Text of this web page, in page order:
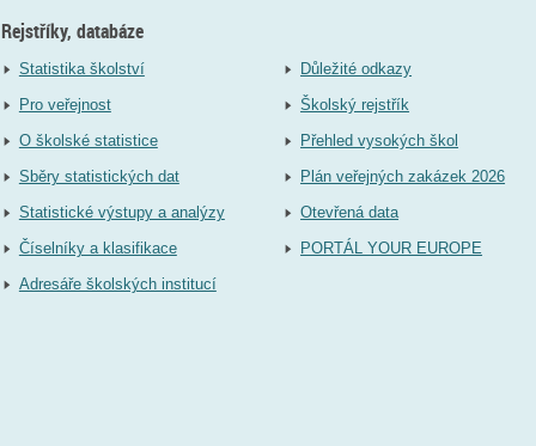
Rejstříky, databáze
Statistika školství
Pro veřejnost
O školské statistice
Sběry statistických dat
Statistické výstupy a analýzy
Číselníky a klasifikace
Adresáře školských institucí
Důležité odkazy
Školský rejstřík
Přehled vysokých škol
Plán veřejných zakázek 2026
Otevřená data
PORTÁL YOUR EUROPE